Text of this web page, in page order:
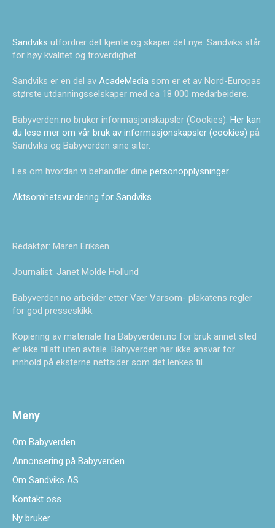
Sandviks utfordrer det kjente og skaper det nye. Sandviks står
for høy kvalitet og troverdighet.
Sandviks er en del av AcadeMedia som er et av Nord-Europas
største utdanningsselskaper med ca 18 000 medarbeidere.
Babyverden.no bruker informasjonskapsler (Cookies). Her kan
du lese mer om vår bruk av informasjonskapsler (cookies) på
Sandviks og Babyverden sine siter.
Les om hvordan vi behandler dine personopplysninger.
Aktsomhetsvurdering for Sandviks.
Redaktør: Maren Eriksen
Journalist: Janet Molde Hollund
Babyverden.no arbeider etter Vær Varsom- plakatens regler
for god presseskikk.
Kopiering av materiale fra Babyverden.no for bruk annet sted
er ikke tillatt uten avtale. Babyverden har ikke ansvar for
innhold på eksterne nettsider som det lenkes til.
Meny
Om Babyverden
Annonsering på Babyverden
Om Sandviks AS
Kontakt oss
Ny bruker